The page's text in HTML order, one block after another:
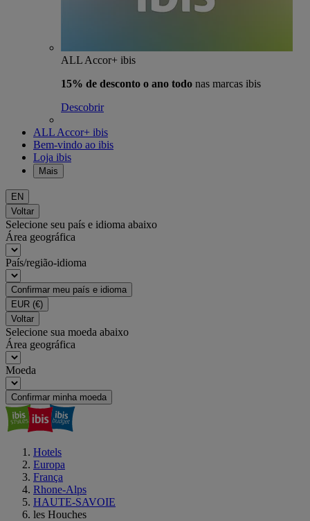
ALL Accor+ ibis
15% de desconto o ano todo nas marcas ibis
Descobrir
ALL Accor+ ibis
Bem-vindo ao ibis
Loja ibis
Mais
EN
Voltar
Selecione seu país e idioma abaixo
Área geográfica
País/região-idioma
Confirmar meu país e idioma
EUR (€)
Voltar
Selecione sua moeda abaixo
Área geográfica
Moeda
Confirmar minha moeda
Hotels
Europa
França
Rhone-Alps
HAUTE-SAVOIE
les Houches